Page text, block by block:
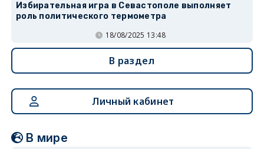
Избирательная игра в Севастополе выполняет
роль политического термометра
18/08/2025 13:48
В раздел
Личный кабинет
В мире